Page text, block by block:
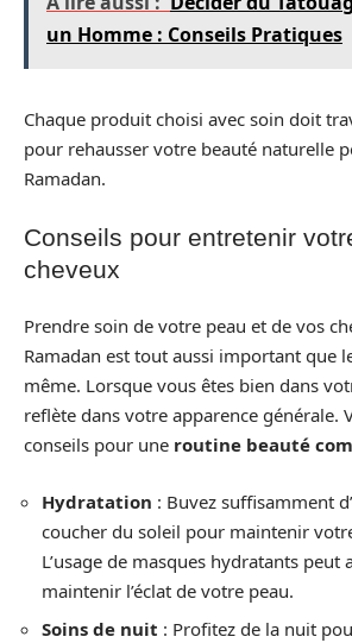
un Homme : Conseils Pratiques
Chaque produit choisi avec soin doit
pour rehausser votre beauté naturelle
Ramadan.
Conseils pour entretenir
cheveux
Prendre soin de votre peau et de vos
Ramadan est tout aussi important que
même. Lorsque vous êtes bien dans
reflète dans votre apparence générale.
conseils pour une routine beauté
Hydratation : Buvez suffisamment
coucher du soleil pour maintenir
L’usage de masques hydratants peut
maintenir l’éclat de votre peau.
Soins de nuit : Profitez de la nuit